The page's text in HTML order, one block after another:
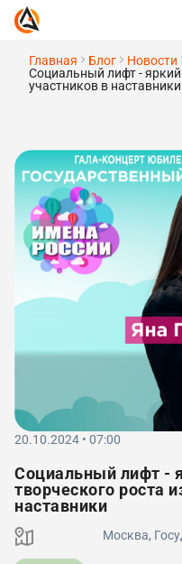
Главная Блог
Новости
Социальный лифт -
участников в наставники
20.10.2024 • 07:00
Социальный лифт -
творческого роста
наставники
Москва,